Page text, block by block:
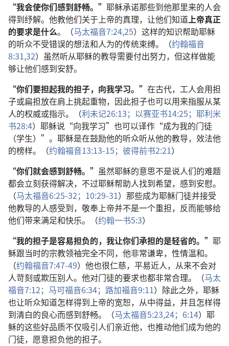
“我会使你们感到舒畅。” 耶稣承诺那些到他那里来的人会
得到纾解。他教他们关于上帝的真理，让他们知道上帝真正
的要求是什么。（马太福音7:24,25）这样的知识帮助耶稣
的听众不受错误的想法和人为的传统束缚。（约翰福音
8:31,32）虽然听从耶稣的教导需要付出努力，但这样做能
够让他们感到安舒。
“你们要担起我的担子，向我学习。” 在古代，工人会用担
子或扁担放在肩上挑起重物，因此担子也可以用来指服从某
人的权威或指示。（利未记26:13； 以赛亚书14:25； 耶利米
书28:4）耶稣说“向我学习”也可以译作“成为我的门徒
（学生）”。耶稣是在鼓励他的听众听从他的教导，效法他
的榜样。（约翰福音13:13-15； 彼得前书2:21）
“你们就会感到舒畅。” 虽然耶稣的意思不是说人们的难题
都会立刻获得解决，不过耶稣帮助人找到希望，感到安慰。
（马太福音6:25-32； 10:29-31）那些成为耶稣门徒并接受
他教导的人感受到，敬奉上帝并不是一个重担，反而能够给
他们带来满足和快乐。（约翰一书5:3）
“我的担子是容易担负的，我让你们承担的是轻省的。” 耶
稣跟当时的宗教领袖完全不同，他非常谦卑，性情温和。
（约翰福音7:47-49）他也很仁慈，平易近人，从来不会对
人苛刻或欺压别人。他对门徒的要求也都非常合理。（马太
福音7:12； 马可福音6:34； 路加福音9:11）除此之外，耶稣
也让听众知道怎样得到上帝的宽恕，从中得益，并且怎样得
到清白的良心而感到舒畅。（马太福音5:23,24； 6:14）耶
稣的这些好品质不仅吸引人们亲近他，也推动他们成为他的
门徒，愿意担负他的担子。